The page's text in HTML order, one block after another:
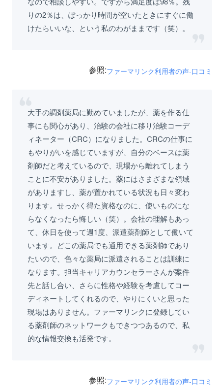
りの2％は、ぽっかり時間が空いたときにすぐに働
けたらいいな、という私のわがままです（笑）。
参照:ファーマリンク利用者の声-口コミ
大手の調剤薬局に勤めていましたが、薬を作る仕
事にも関心があり、治験の会社に移り治験コーデ
ィネーター（CRC）になりました。CRCの仕事に
もやりがいを感じていますが、自分のベースは薬
剤師だと考えているので、現場から離れてしまう
ことに不安がありました。薬にはさまざまな領域
がありますし、薬が置かれている状況も日々変わ
ります。せっかく得た資格なのに、使いものにな
らなくなったら悔しい（笑）。会社の理解もあっ
て、休日を使って週1度、派遣薬剤師として働いて
います。どこの薬局でも通用できる薬剤師であり
たいので、色々な薬局に派遣されることは訓練に
なります。担当キャリアカウンセラーさんが案件
先と話し合い、さらに性格や経験を考慮してコー
ディネートしてくれるので、やりにくいと思った
現場はありません。ファーマリンクに登録してい
る薬剤師のネットワークもできつつあるので、私
的な情報交換も活発です。
参照:ファーマリンク利用者の声-口コミ